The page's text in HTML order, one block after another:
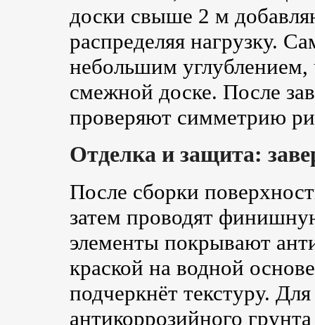
доски свыше 2 м
распределяя нагрузку.
небольшим
смежной доске. После
проверяют симметрию
Отделка и защита:
После сборки
затем проводят
элементы покрывают
краской на водной
подчеркнёт текстуру.
антикоррозийного